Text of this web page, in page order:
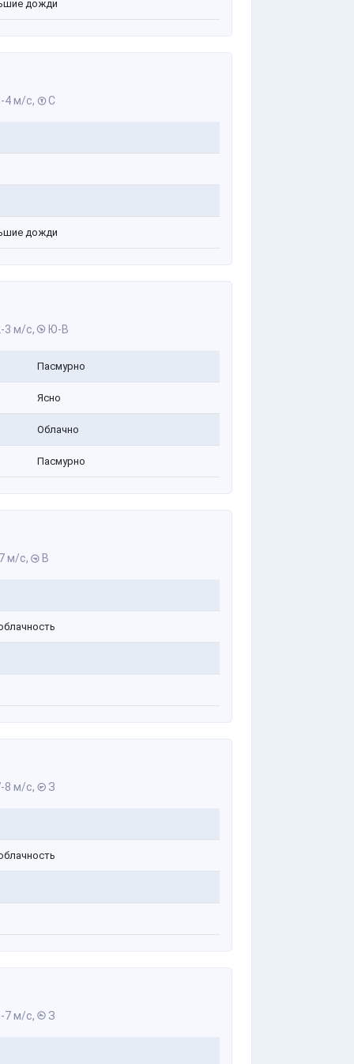
дожди
4 м/с, С
дожди
3 м/с, Ю-В
Пасмурно
Ясно
Облачно
Пасмурно
м/с, В
8 м/с, З
7 м/с, З